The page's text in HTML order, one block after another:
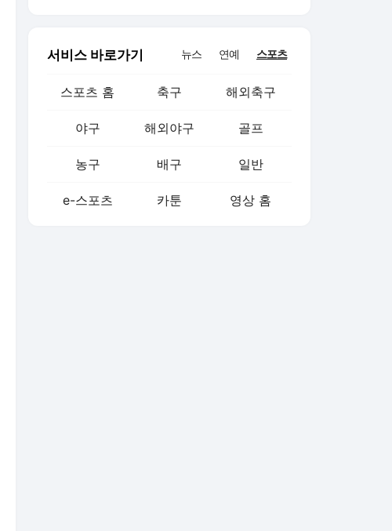
서비스 바로가기 뉴스 연예 스포츠
스포츠 홈 축구 해외축구
야구 해외야구 골프
농구 배구 일반
e-스포츠 카툰 영상 홈